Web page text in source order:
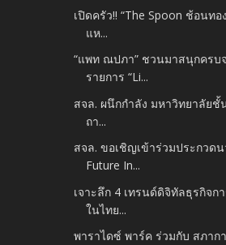
เปิดครัว!! “The Spoon ช้อนทอ
แห...
“แพท ณปภา” ชวนมาสนุกครบ
รายการ “Li...
สจล. ผนึกกำลัง มหาวิทยาลัย
ถา...
สจล. ขอเชิญเข้าร่วมประกวดน
Future In...
เจาะลึก 4 เทรนด์ดิจิทัลธุรกิจก
ในไทย...
พาราไดซ์ พาร์ค ร่วมกับ สภาก